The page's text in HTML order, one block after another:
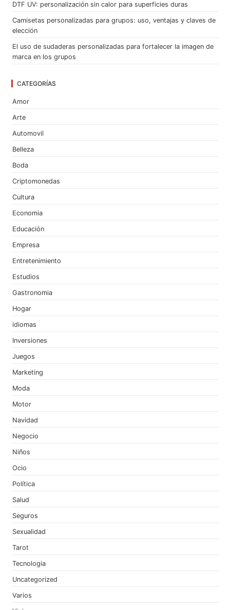
DTF UV: personalización sin calor para superficies duras
Camisetas personalizadas para grupos: uso, ventajas y claves de
elección
El uso de sudaderas personalizadas para fortalecer la imagen de
marca en los grupos
CATEGORÍAS
Amor
Arte
Automovil
Belleza
Boda
Criptomonedas
Cultura
Economia
Educación
Empresa
Entretenimiento
Estudios
Gastronomia
Hogar
idiomas
Inversiones
Juegos
Marketing
Moda
Motor
Navidad
Negocio
Niños
Ocio
Política
Salud
Seguros
Sexualidad
Tarot
Tecnologia
Uncategorized
Varios